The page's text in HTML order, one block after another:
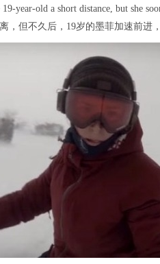
year-old a short distance, but she
，但不久后，19岁的墨菲加速前进